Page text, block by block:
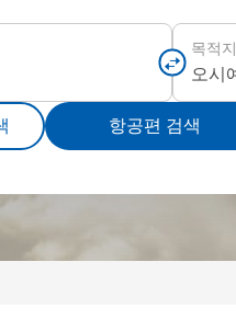
목적지
항공편 검색